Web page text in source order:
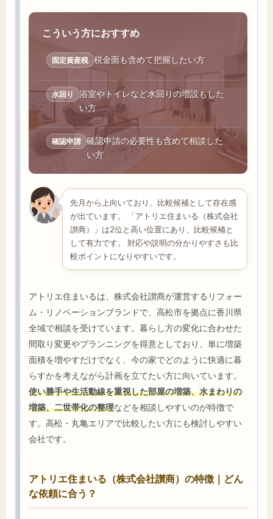
こういう方におすすめ
固定資産税 税金面も含めて把握したい方
水回り
浴室やトイレなど水回りの増設もした
い方
確認申請 確認申請の必要性も含めて相談した
い方
先月から上向いており、比較候補として存在感
が出ています。 「アトリエ住まいる（株式会社
讃商）」は2位と高い位置にあり、比較候補と
して有力です。 対応や説明の分かりやすさも比
較ポイントになりやすいです。
アトリエ住まいるは、株式会社讃商が運営するリフォー
ム・リノベーションブランドで、高松市を拠点に香川県
全域で相談を受けています。暮らし方の変化に合わせた
間取り変更やプランニングを得意としており、単に増築
面積を増やすだけでなく、今の家でどのように快適に暮
らすかを考えながら計画を立てたい方に向いています。
使い勝手や生活動線を重視した部屋の増築、水まわりの
増築、二世帯化の整理などを相談しやすいのが特徴で
す。高松・丸亀エリアで比較したい方にも検討しやすい
会社です。
アトリエ住まいる（株式会社讃商）の特徴｜どん
な依頼に合う？